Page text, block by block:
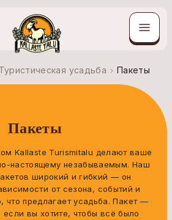
Туристическая усадьба Пакеты
Пакеты
Kallaste Turismitalu делают ваше
настоящему незабываемым. Наш
широкий и гибкий — он
от сезона, событий и
что предлагает усадьба. Пакет —
вы хотите, чтобы всё было